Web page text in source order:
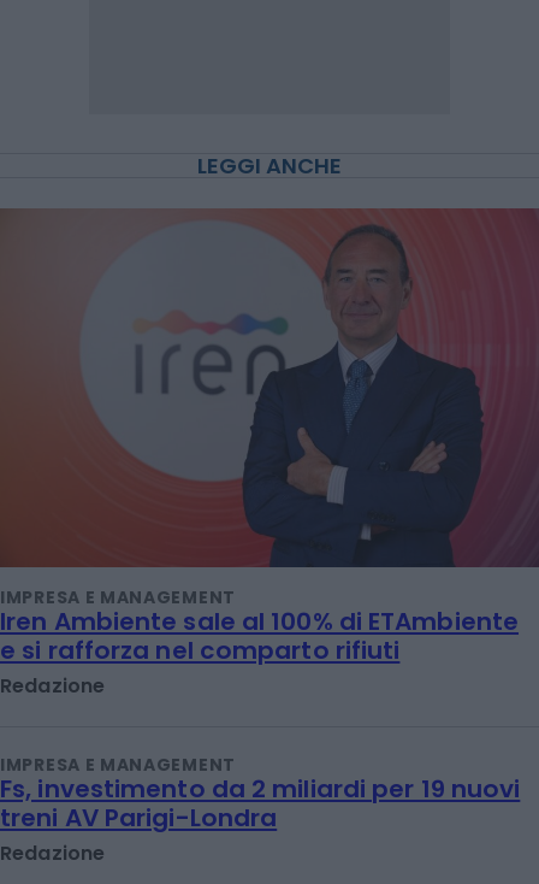
LEGGI ANCHE
IMPRESA E MANAGEMENT
Iren Ambiente sale al 100% di ETAmbiente
e si rafforza nel comparto rifiuti
Redazione
IMPRESA E MANAGEMENT
Fs, investimento da 2 miliardi per 19 nuovi
treni AV Parigi-Londra
Redazione